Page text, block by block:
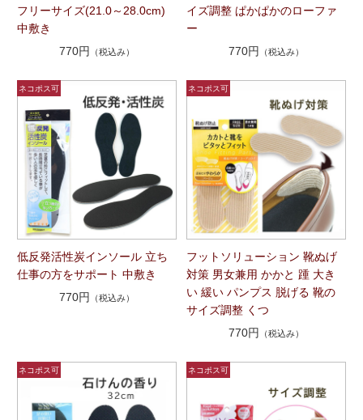
フリーサイズ(21.0～28.0cm)
中敷き
770円
（税込み）
イズ調整 ぱかぱかのローファ
ー
770円
（税込み）
低反発活性炭インソール 立ち
仕事の方をサポート 中敷き
770円
（税込み）
フットソリューション 靴ぬげ
対策 男女兼用 かかと 踵 大き
い 緩い パンプス 脱げる 靴の
サイズ調整 くつ
770円
（税込み）